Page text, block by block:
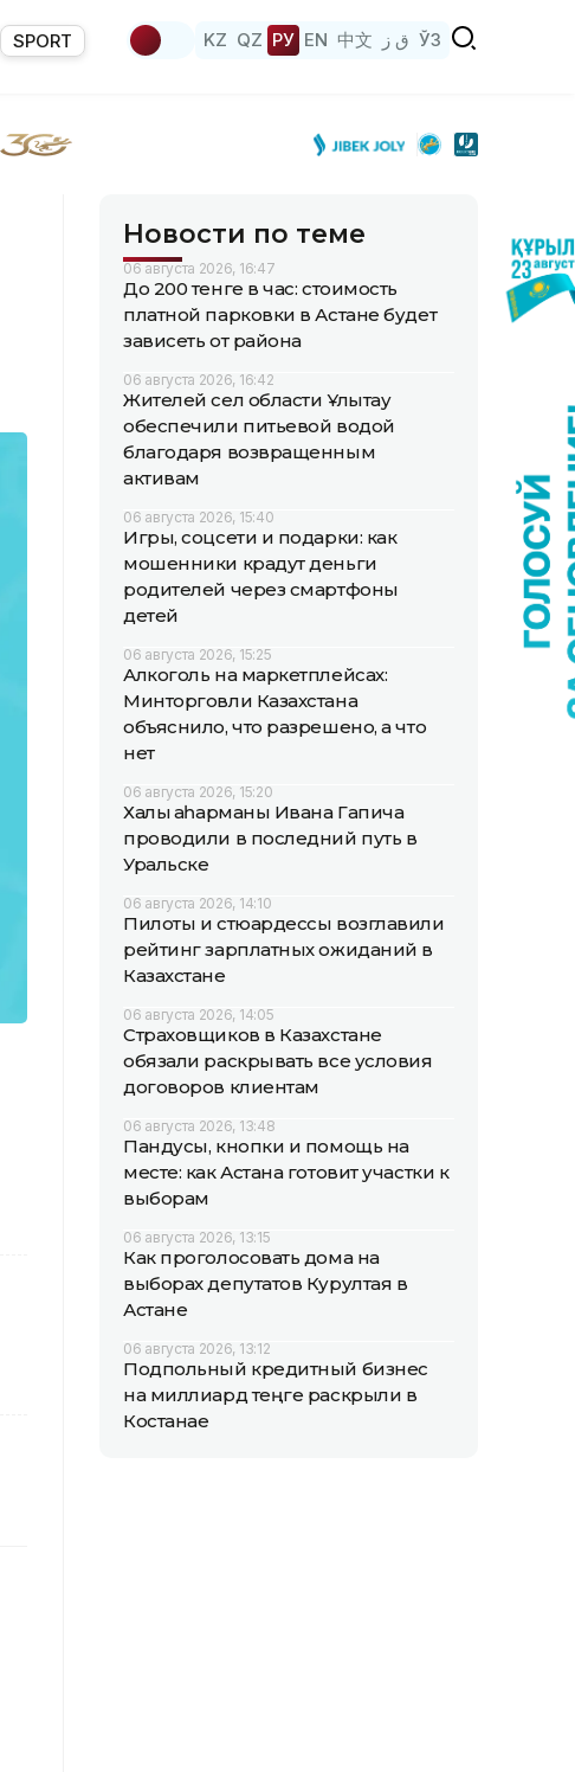
SPORT KZ QZ РУ EN 中文 ق ز ЎЗ
Новости по теме
06 августа 2026, 16:47
До 200 тенге в час: стоимость
платной парковки в Астане будет
зависеть от района
06 августа 2026, 16:42
Жителей сел области Ұлытау
обеспечили питьевой водой
благодаря возвращенным
активам
06 августа 2026, 15:40
Игры, соцсети и подарки: как
мошенники крадут деньги
родителей через смартфоны
детей
06 августа 2026, 15:25
Алкоголь на маркетплейсах:
Минторговли Казахстана
объяснило, что разрешено, а что
нет
06 августа 2026, 15:20
Халық қаһарманы Ивана Гапича
проводили в последний путь в
Уральске
06 августа 2026, 14:10
Пилоты и стюардессы возглавили
рейтинг зарплатных ожиданий в
Казахстане
06 августа 2026, 14:05
Страховщиков в Казахстане
обязали раскрывать все условия
договоров клиентам
06 августа 2026, 13:48
Пандусы, кнопки и помощь на
месте: как Астана готовит участки к
выборам
06 августа 2026, 13:15
Как проголосовать дома на
выборах депутатов Курултая в
Астане
06 августа 2026, 13:12
Подпольный кредитный бизнес
на миллиард теңге раскрыли в
Костанае